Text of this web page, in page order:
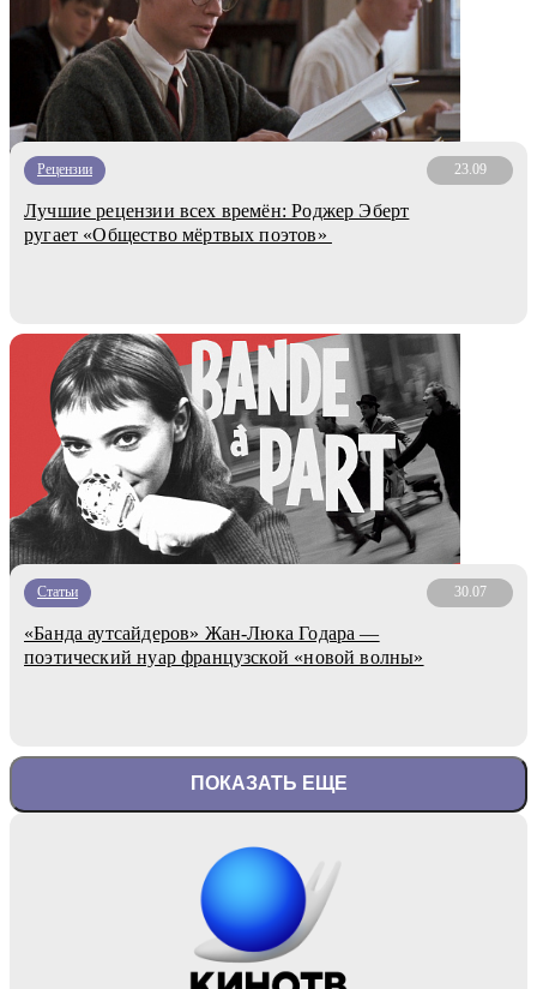
Рецензии 23.09
Лучшие рецензии всех времён: Роджер Эберт
ругает «Общество мёртвых поэтов»
Статьи 30.07
«Банда аутсайдеров» Жан-Люка Годара —
поэтический нуар французской «новой волны»
ПОКАЗАТЬ ЕЩЕ